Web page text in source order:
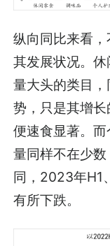
纵向同比来看
其发展状况。
量大头的类目
势，只是其增
便速食显著。
量同样不在少
同，2023年H1
有所下跌。